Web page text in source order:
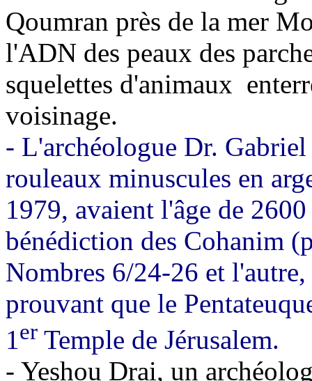
Qoumran près de la mer
l'ADN des peaux des
squelettes d'animaux
voisinage.
- L'archéologue Dr.
rouleaux minuscules en
1979, avaient l'âge de
bénédiction des Cohanim
Nombres 6/24-26 et
prouvant que le
1er Temple de Jérusalem.
- Yeshou Drai, un